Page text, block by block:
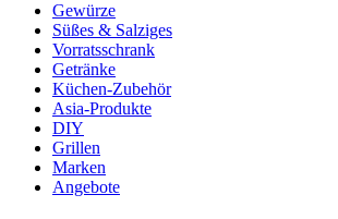
Gewürze
Süßes & Salziges
Vorratsschrank
Getränke
Küchen-Zubehör
Asia-Produkte
DIY
Grillen
Marken
Angebote